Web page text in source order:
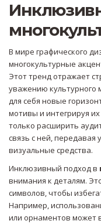
В мире графического
многокультурные
Этот тренд отражает
уважению
для себя новые
мотивы и интегрируя
только расширить
связь с ней, передавая
визуальные средства.
Инклюзивный подход в
внимания к деталям.
символов, чтобы
Например,
или орнаментов может